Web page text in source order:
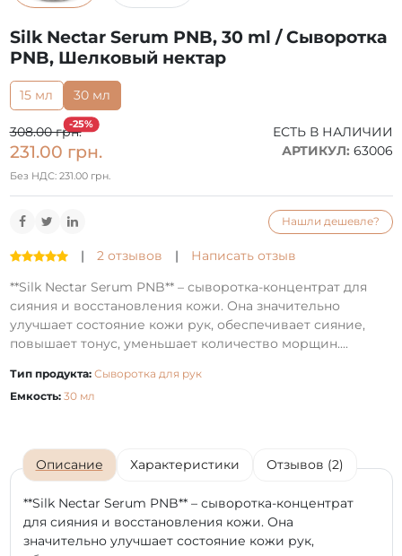
Silk Nectar Serum PNB, 30 ml / Сыворотка
PNB, Шелковый нектар
| 2 отзывов |
Написать отзыв
**Silk Nectar Serum PNB** – сыворотка-концентрат для
сияния и восстановления кожи. Она значительно
улучшает состояние кожи рук, обеспечивает сияние,
повышает тонус, уменьшает количество морщин....
Тип продукта: Сыворотка для рук
Емкость: 30 мл
15 мл 30 мл
308.00 грн.-25%
231.00 грн.
Без НДС: 231.00 грн.
ЕСТЬ В НАЛИЧИИ
АРТИКУЛ: 63006
Нашли дешевле?
Описание Характеристики Отзывов (2)
**Silk Nectar Serum PNB** – сыворотка-концентрат
для сияния и восстановления кожи. Она
значительно улучшает состояние кожи рук,